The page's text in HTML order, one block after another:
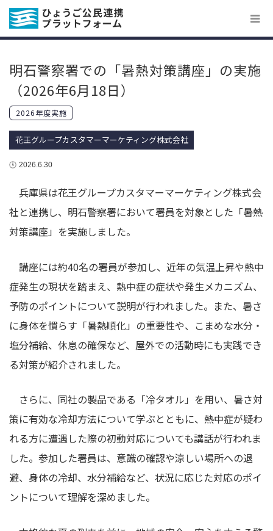
明石警察署での「暑熱対策講座」の実施
（2026年6月18日）
2026年度実施
花王グループカスタマーマーケティング株式会社
2026.6.30
兵庫県は花王グループカスタマーマーケティング株式会
社と連携し、明石警察署において署員を対象とした「暑熱
対策講座」を実施しました。
講座には約40名の署員が参加し、近年の気温上昇や熱中
症発生の現状を踏まえ、熱中症の症状や発生メカニズム、
予防のポイントについて説明が行われました。また、暑さ
に身体を慣らす「暑熱順化」の重要性や、こまめな水分・
塩分補給、休息の確保など、屋外での活動時にも実践でき
る対策が紹介されました。
さらに、同社の製品である「冷タオル」を用い、暑さ対
策に有効な冷却方法について学ぶとともに、熱中症が疑わ
れる方に遭遇した際の初動対応についても講話が行われま
した。参加した署員は、意識の確認や涼しい場所への退
避、身体の冷却、水分補給など、状況に応じた対応のポイ
ントについて理解を深めました。